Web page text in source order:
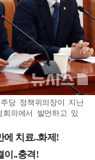
당 정책위의장이 지난
의에서 발언하고 있